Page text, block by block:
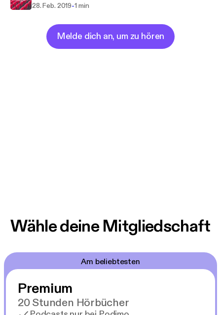
28. Feb. 2019-1 min
Melde dich an, um zu hören
Wähle deine Mitgliedschaft
Am beliebtesten
Premium
20 Stunden Hörbücher